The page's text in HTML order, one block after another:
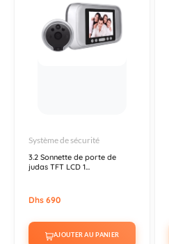
Système de sécurité
3.2 Sonnette de porte de
judas TFT LCD 1...
Dhs 690
AJOUTER AU PANIER